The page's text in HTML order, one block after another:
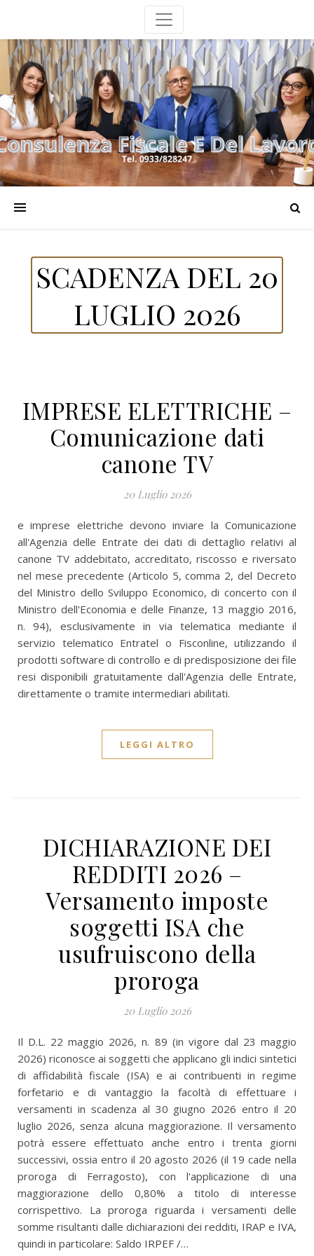
SCADENZA DEL 20
LUGLIO 2026
IMPRESE ELETTRICHE –
Comunicazione dati
canone TV
20 Luglio 2026
e imprese elettriche devono inviare la Comunicazione
all'Agenzia delle Entrate dei dati di dettaglio relativi al
canone TV addebitato, accreditato, riscosso e riversato
nel mese precedente (Articolo 5, comma 2, del Decreto
del Ministro dello Sviluppo Economico, di concerto con il
Ministro dell'Economia e delle Finanze, 13 maggio 2016,
n. 94), esclusivamente in via telematica mediante il
servizio telematico Entratel o Fisconline, utilizzando il
prodotti software di controllo e di predisposizione dei file
resi disponibili gratuitamente dall'Agenzia delle Entrate,
direttamente o tramite intermediari abilitati.
LEGGI ALTRO
DICHIARAZIONE DEI
REDDITI 2026 –
Versamento imposte
soggetti ISA che
usufruiscono della
proroga
20 Luglio 2026
Il D.L. 22 maggio 2026, n. 89 (in vigore dal 23 maggio
2026) riconosce ai soggetti che applicano gli indici sintetici
di affidabilità fiscale (ISA) e ai contribuenti in regime
forfetario e di vantaggio la facoltà di effettuare i
versamenti in scadenza al 30 giugno 2026 entro il 20
luglio 2026, senza alcuna maggiorazione. Il versamento
potrà essere effettuato anche entro i trenta giorni
successivi, ossia entro il 20 agosto 2026 (il 19 cade nella
proroga di Ferragosto), con l'applicazione di una
maggiorazione dello 0,80% a titolo di interesse
corrispettivo. La proroga riguarda i versamenti delle
somme risultanti dalle dichiarazioni dei redditi, IRAP e IVA,
quindi in particolare: Saldo IRPEF /…